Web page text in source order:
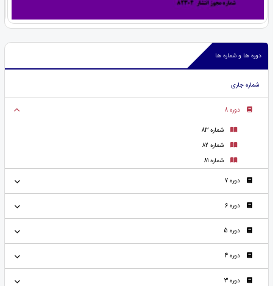
دوره ها و شماره ها
شماره جاری
دوره 8
شماره 83
شماره 82
شماره 81
دوره 7
دوره 6
دوره 5
دوره 4
دوره 3